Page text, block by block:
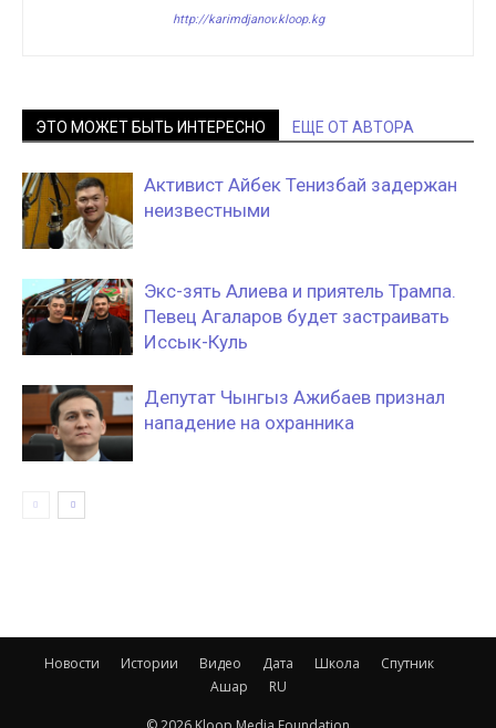
http://karimdjanov.kloop.kg
ЭТО МОЖЕТ БЫТЬ ИНТЕРЕСНО ЕЩЕ ОТ АВТОРА
Активист Айбек Тенизбай задержан
неизвестными
Экс-зять Алиева и приятель Трампа.
Певец Агаларов будет застраивать
Иссык-Куль
Депутат Чынгыз Ажибаев признал
нападение на охранника
Новости Истории Видео Дата Школа
Спутник
Ашар
RU